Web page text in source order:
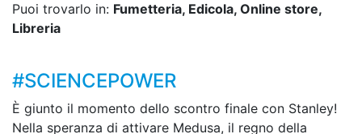
Puoi trovarlo in: Fumetteria, Edicola, Online store,
Libreria
#SCIENCEPOWER
È giunto il momento dello scontro finale con Stanley!
Nella speranza di attivare Medusa, il regno della